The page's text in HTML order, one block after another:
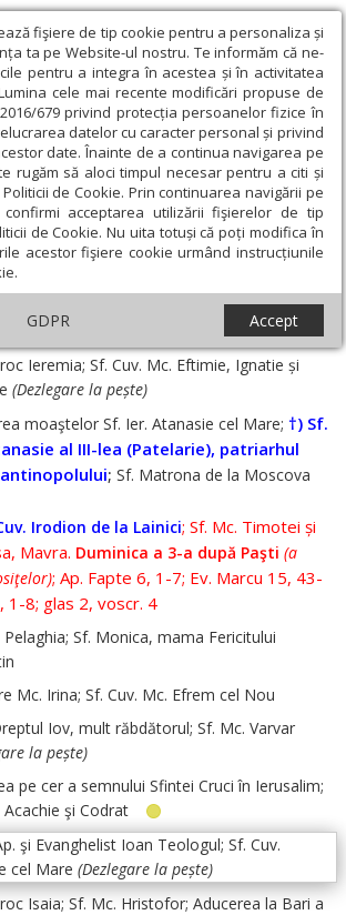
fişiere de tip cookie pentru a personaliza și
ta pe Website-ul nostru. Te informăm că ne-
pentru a integra în acestea și în activitatea
cele mai recente modificări propuse de
2016/679 privind protecția persoanelor fizice în
datelor cu caracter personal și privind
date. Înainte de a continua navigarea pe
rugăm să aloci timpul necesar pentru a citi și
de Cookie. Prin continuarea navigării pe
acceptarea utilizării fişierelor de tip
de Cookie. Nu uita totuși că poți modifica în
acestor fişiere cookie urmând instrucțiunile
GDPR Accept
și spiritualitate › Sinaxar ›
2020 ›
Ieremia; Sf. Cuv. Mc. Eftimie, Ignatie și
(Dezlegare la pește)
moaştelor Sf. Ier. Atanasie cel Mare; †) Sf.
al III-lea (Patelarie), patriarhul
; Sf. Matrona de la Moscova
Irodion de la Lainici; Sf. Mc. Timotei și
Mavra. Duminica a 3-a după Paşti (a
; Ap. Fapte 6, 1-7; Ev. Marcu 15, 43-
1-8; glas 2, voscr. 4
Pelaghia; Sf. Monica, mama Fericitului
Mc. Irina; Sf. Cuv. Mc. Efrem cel Nou
Iov, mult răbdătorul; Sf. Mc. Varvar
la pește)
pe cer a semnului Sfintei Cruci în Ierusalim;
Acachie şi Codrat
şi Evanghelist Ioan Teologul; Sf. Cuv.
cel Mare (Dezlegare la pește)
Isaia; Sf. Mc. Hristofor; Aducerea la Bari a